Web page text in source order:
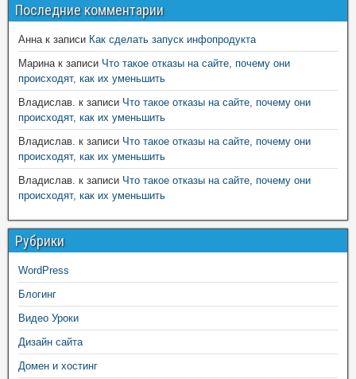
Последние комментарии
Анна к записи Как сделать запуск инфопродукта
Марина к записи Что такое отказы на сайте, почему они
происходят, как их уменьшить
Владислав. к записи Что такое отказы на сайте, почему они
происходят, как их уменьшить
Владислав. к записи Что такое отказы на сайте, почему они
происходят, как их уменьшить
Владислав. к записи Что такое отказы на сайте, почему они
происходят, как их уменьшить
Рубрики
WordPress
Блогинг
Видео Уроки
Дизайн сайта
Домен и хостинг